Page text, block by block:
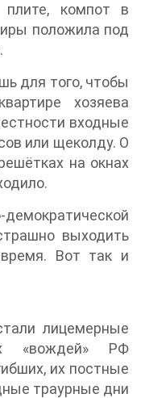
компот в
положила под
для того, чтобы
хозяева
входные
или щеколду. О
на окнах
выходить
Вот так и
лицемерные
«вождей» РФ
их постные
траурные дни